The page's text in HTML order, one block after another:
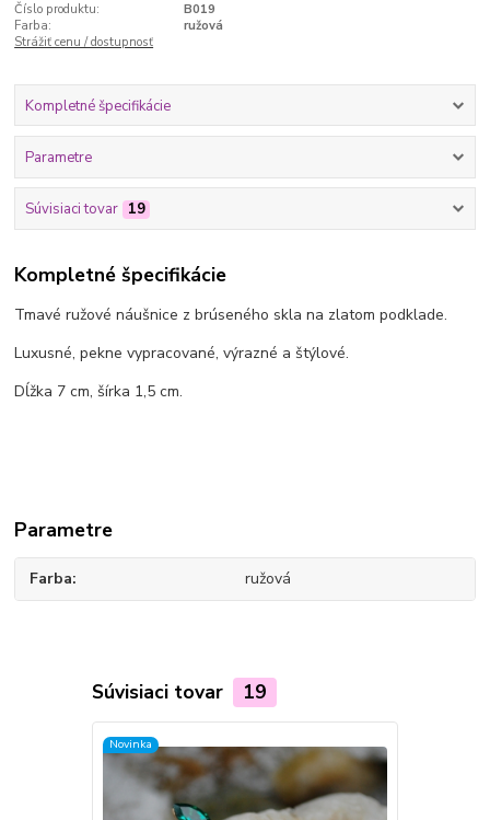
Číslo produktu:
B019
Farba:
ružová
Strážiť cenu / dostupnosť
Kompletné špecifikácie
Parametre
Súvisiaci tovar 19
Kompletné špecifikácie
Tmavé ružové náušnice z brúseného skla na zlatom podklade.
Luxusné, pekne vypracované, výrazné a štýlové.
Dĺžka 7 cm, šírka 1,5 cm.
Parametre
Farba ružová
Súvisiaci tovar 19
Novinka